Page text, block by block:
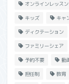
オンラインレッスン
キッズ キャ
ディクテーション
ファミリーシェア
予約不要 動
担任制 教育